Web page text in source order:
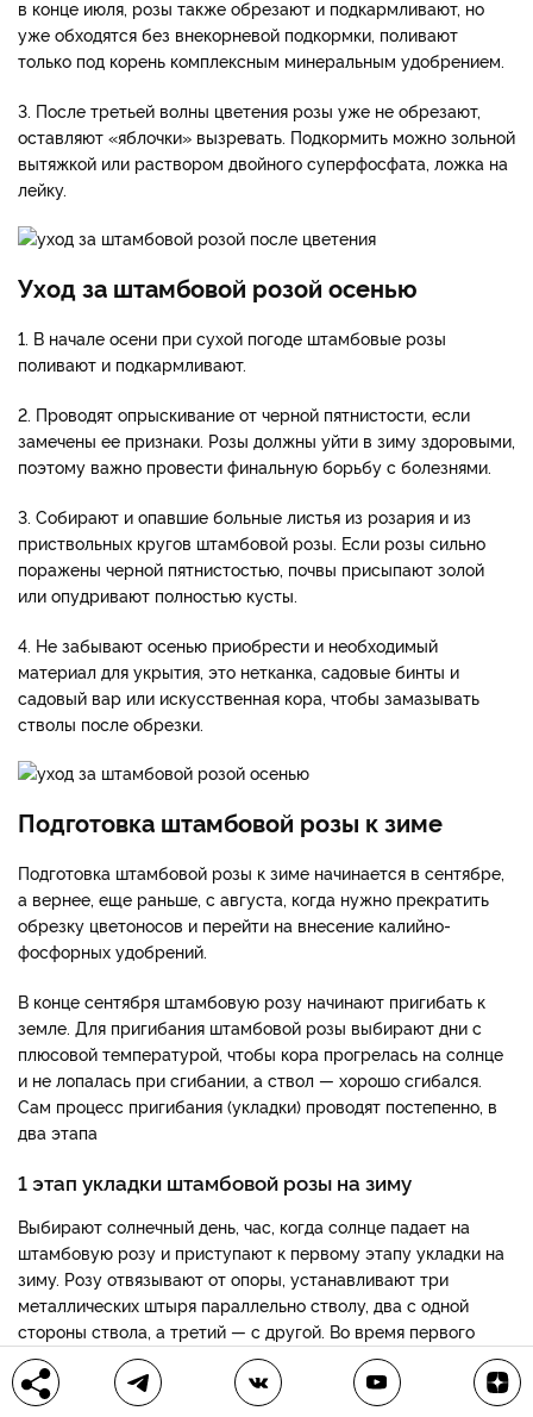
в конце июля, розы также обрезают и подкармливают, но
уже обходятся без внекорневой подкормки, поливают
только под корень комплексным минеральным удобрением.
3. После третьей волны цветения розы уже не обрезают,
оставляют «яблочки» вызревать. Подкормить можно зольной
вытяжкой или раствором двойного суперфосфата, ложка на
лейку.
Уход за штамбовой розой осенью
1. В начале осени при сухой погоде штамбовые розы
поливают и подкармливают.
2. Проводят опрыскивание от черной пятнистости, если
замечены ее признаки. Розы должны уйти в зиму здоровыми,
поэтому важно провести финальную борьбу с болезнями.
3. Собирают и опавшие больные листья из розария и из
приствольных кругов штамбовой розы. Если розы сильно
поражены черной пятнистостью, почвы присыпают золой
или опудривают полностью кусты.
4. Не забывают осенью приобрести и необходимый
материал для укрытия, это нетканка, садовые бинты и
садовый вар или искусственная кора, чтобы замазывать
стволы после обрезки.
Подготовка штамбовой розы к зиме
Подготовка штамбовой розы к зиме начинается в сентябре,
а вернее, еще раньше, с августа, когда нужно прекратить
обрезку цветоносов и перейти на внесение калийно-
фосфорных удобрений.
В конце сентября штамбовую розу начинают пригибать к
земле. Для пригибания штамбовой розы выбирают дни с
плюсовой температурой, чтобы кора прогрелась на солнце
и не лопалась при сгибании, а ствол — хорошо сгибался.
Сам процесс пригибания (укладки) проводят постепенно, в
два этапа
1 этап укладки штамбовой розы на зиму
Выбирают солнечный день, час, когда солнце падает на
штамбовую розу и приступают к первому этапу укладки на
зиму. Розу отвязывают от опоры, устанавливают три
металлических штыря параллельно стволу, два с одной
стороны ствола, а третий — с другой. Во время первого
этапа укладки розу нужно пригнуть на 45 ° или так низко,
пока не почувствуется сопротивление, тогда пригибание
останавливают и подвязывают розу в пригнутом положении